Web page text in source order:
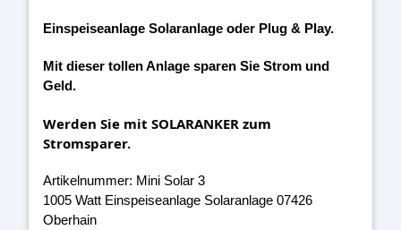
Einspeiseanlage Solaranlage oder Plug & Play.
Mit dieser tollen Anlage sparen Sie Strom und
Geld.
Werden Sie mit SOLARANKER zum
Stromsparer.
Artikelnummer: Mini Solar 3
1005 Watt Einspeiseanlage Solaranlage 07426
Oberhain